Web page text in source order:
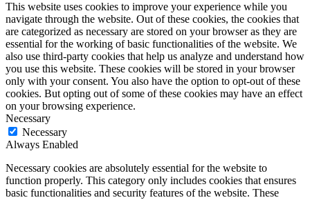
This website uses cookies to improve your experience while you
navigate through the website. Out of these cookies, the cookies that
are categorized as necessary are stored on your browser as they are
essential for the working of basic functionalities of the website. We
also use third-party cookies that help us analyze and understand how
you use this website. These cookies will be stored in your browser
only with your consent. You also have the option to opt-out of these
cookies. But opting out of some of these cookies may have an effect
on your browsing experience.
Necessary
Necessary
Always Enabled
Necessary cookies are absolutely essential for the website to
function properly. This category only includes cookies that ensures
basic functionalities and security features of the website. These